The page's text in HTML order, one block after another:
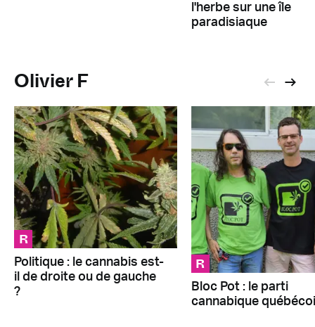
l'herbe sur une île
paradisiaque
Olivier F
R
Politique : le cannabis est-
il de droite ou de gauche
?
R
Bloc Pot : le parti
cannabique